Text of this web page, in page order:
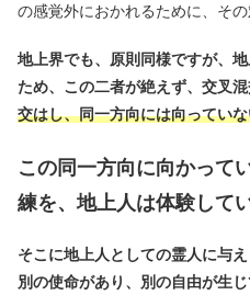
の感覚外におかれるために、その
地上界でも、原則同様ですが、
ため、この二者が絶えず、交叉混
交はし、同一方向には向ってい
この同一方向に向かって
練を、地上人は体験して
そこに地上人としての霊人に与
別の使命があり、別の自由が生じ